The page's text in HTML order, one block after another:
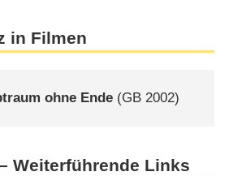
in Filmen
ohne Ende (GB 2002)
Weiterführende Links